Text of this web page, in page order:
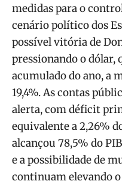
medidas para o
cenário político dos
possível vitória de
pressionando o dólar,
acumulado do ano, a
19,4%. As contas
alerta, com déficit
equivalente a 2,26%
alcançou 78,5% do
e a possibilidade de
continuam elevando